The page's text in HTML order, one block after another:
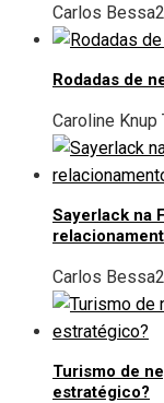
Carlos Bessa
Rodadas de
Caroline Knup
Sayerlack na
Carlos Bessa
Turismo de
estratégico?